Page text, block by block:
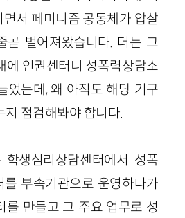
서 페미니즘 공동체가 압살
곧 벌어져왔습니다. 더는 그
에 인권센터니 성폭력상담소
었는데, 왜 아직도 해당 기구
지 점검해봐야 합니다.
학생심리상담센터에서 성폭
를 부속기관으로 운영하다가
를 만들고 그 주요 업무로 성